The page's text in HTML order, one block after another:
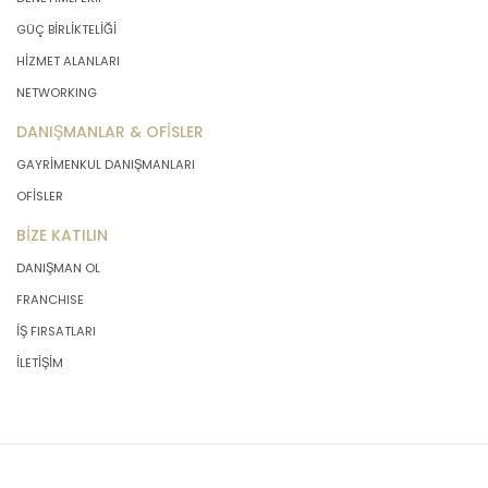
önce veri sahiplerinin bilgisine
belirtilen meşru ve hukuka uygun
amaçlar dışında işlenmeyecektir..
4. İşlendikleri Amaçla Bağlantılı, Sınırlı
ve Ölçülü Olma
MASTERTURK FRANCHİSİNG
GAYRİMENKUL SATIŞ VE PAZARLAMA
amaçların gerçekleştirilmesine
elverişli bir biçimde işleyecek ve
amacın gerçekleştirilmesi ile ilgili
GÜÇ BİRLİKTELİĞİ
HİZMET ALANLARI
NETWORKING
DANIŞMANLAR & OFİSLER
GAYRİMENKUL DANIŞMANLARI
OFİSLER
BİZE KATILIN
DANIŞMAN OL
FRANCHISE
İŞ FIRSATLARI
İLETİŞİM